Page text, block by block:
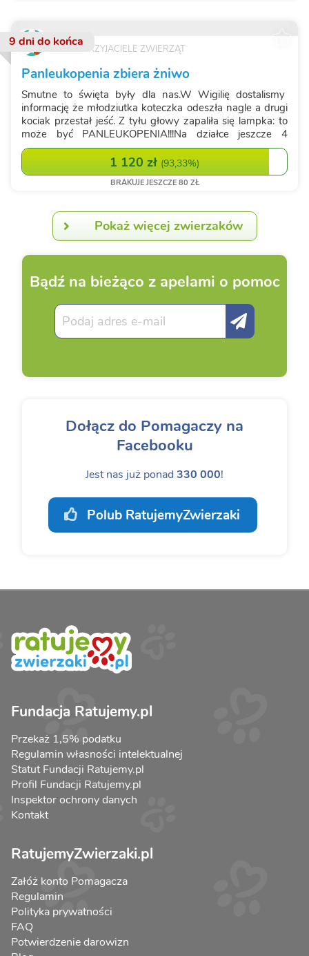
9 dnido końca
TYLKO PRZYJACIELE ZWIERZĄT
Panleukopenia zbiera żniwo
Smutne to święta były dla nas.W Wigilię dostalismy
informację że młodziutka koteczka odeszła nagle a drugi
kociak przestał jeść. Z tyłu głowy zapaliła się lampka: to
może być PANLEUKOPENIA!!!Na działce jeszcze 4
kociaki i ich dwie nieoswojone matki. Kiedy zabieraliśmy
1 120 zł (93,33%)
BRAKUJE JESZCZE 80 ZŁ
Pokaż więcej zwierzaków
Dołącz do Pomagaczy na
Facebooku
Jest nas już ponad 330 000!
Polub RatujemyZwierzaki
Bądź na bieżąco z apelami o pomoc
Fundacja Ratujemy.pl
Przekaż 1,5% podatku
Regulamin własności intelektualnej
Statut Fundacji Ratujemy.pl
Profil Fundacji Ratujemy.pl
Inspektor ochrony danych
Kontakt
RatujemyZwierzaki.pl
Załóż konto Pomagacza
Regulamin
Polityka prywatności
FAQ
Potwierdzenie darowizn